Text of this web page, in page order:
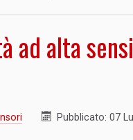
ad alta
Pubblicato: 07